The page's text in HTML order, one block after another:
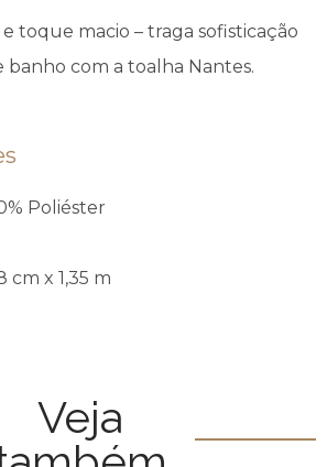
toque macio – traga sofisticação
banho com a toalha Nantes.
Poliéster
cm x 1,35 m
Veja